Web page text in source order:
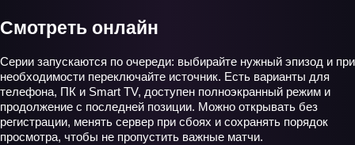
Смотреть онлайн
Серии запускаются по очереди: выбирайте нужный эпизод и при
необходимости переключайте источник. Есть варианты для
телефона, ПК и Smart TV, доступен полноэкранный режим и
продолжение с последней позиции. Можно открывать без
регистрации, менять сервер при сбоях и сохранять порядок
просмотра, чтобы не пропустить важные матчи.